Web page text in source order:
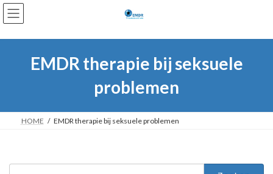
Ga
naar
de
Ga
naar
de
EMDR therapie bij seksuele
problemen
HOME EMDR therapie bij seksuele problemen
Zoeken